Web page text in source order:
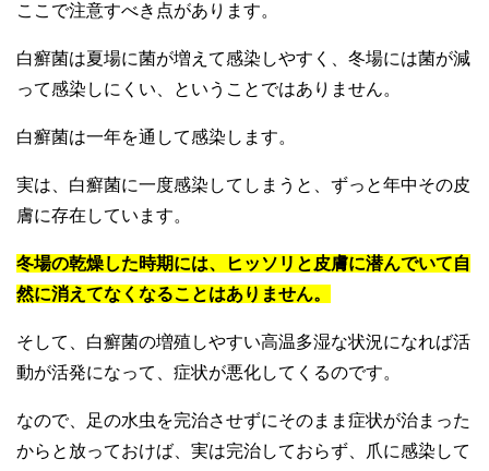
ここで注意すべき点があります。
白癬菌は夏場に菌が増えて感染しやすく、冬場には菌が減
って感染しにくい、ということではありません。
白癬菌は一年を通して感染します。
実は、白癬菌に一度感染してしまうと、ずっと年中その皮
膚に存在しています。
冬場の乾燥した時期には、ヒッソリと皮膚に潜んでいて自
然に消えてなくなることはありません。
そして、白癬菌の増殖しやすい高温多湿な状況になれば活
動が活発になって、症状が悪化してくるのです。
なので、足の水虫を完治させずにそのまま症状が治まった
からと放っておけば、実は完治しておらず、爪に感染して